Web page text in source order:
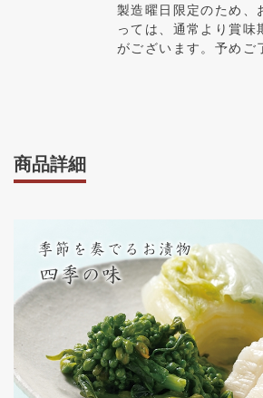
製造曜日限定のため、
っては、通常より賞味
がございます。予めご
商品詳細